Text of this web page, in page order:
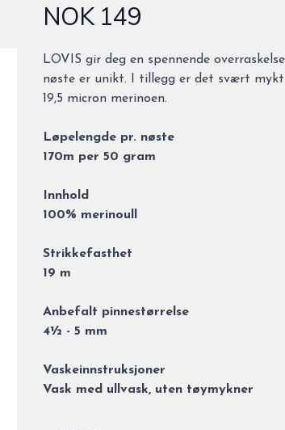
Produktdetaljer
NOK 149
Description
LOVIS gir deg en spennende
nøste er unikt. I tillegg er det svært
19,5 micron merinoen.
Løpelengde pr. nøste
170m per 50 gram
Innhold
100% merinoull
Strikkefasthet
19 m
Anbefalt pinnestørrelse
4½ - 5 mm
Vaskeinnstruksjoner
Vask med ullvask, uten tøymykner